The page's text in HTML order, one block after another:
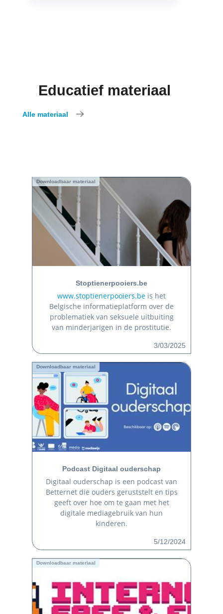
Educatief materiaal
Alle materiaal
Downloadbaar materiaal
Stoptienerpooiers.be
www.stoptienerpooiers.be is het
Belgische informatieplatform over de
problematiek van seksuele uitbuiting
van minderjarigen in de prostitutie.
3/03/2025
Downloadbaar materiaal
Podcast Digitaal ouderschap
Digitaal ouderschap is een podcast van
Betternet die ouders geruststelt en tips
geeft over hoe om te gaan met het
digitale mediagebruik van hun
kinderen.
5/12/2024
Downloadbaar materiaal